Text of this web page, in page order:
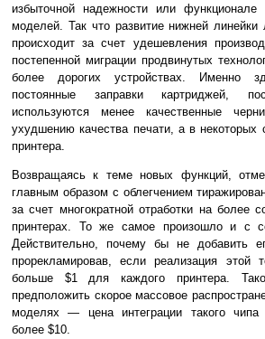
избыточной надежности или
моделей. Так что развитие нижней линейки
происходит за счет удешевления
постепенной миграции продвинутых
более дорогих устройствах. Именно
постоянные заправки картриджей,
используются менее качественные
ухудшению качества печати, а в некоторых
принтера.
Возвращаясь к теме новых функций,
главным образом с облегчением
за счет многократной отработки на более
принтерах. То же самое произошло и с
Действительно, почему бы не добавить
прорекламировав, если реализация этой
больше $1 для каждого принтера.
предположить скорое массовое
моделях — цена интеграции такого чипа
более $10.